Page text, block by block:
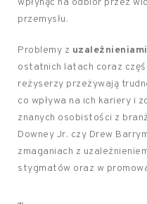
wpłynąć na odbiór przez
przemysłu.
Problemy z uzależnieniami
ostatnich latach coraz
reżyserzy przeżywają
co wpływa na ich kariery i
znanych osobistości z
Downey Jr. czy Drew
zmaganiach z
stygmatów oraz w